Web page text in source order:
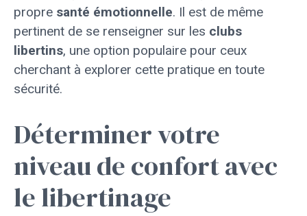
propre santé émotionnelle. Il est de même
pertinent de se renseigner sur les clubs
libertins, une option populaire pour ceux
cherchant à explorer cette pratique en toute
sécurité.
Déterminer votre
niveau de confort avec
le libertinage